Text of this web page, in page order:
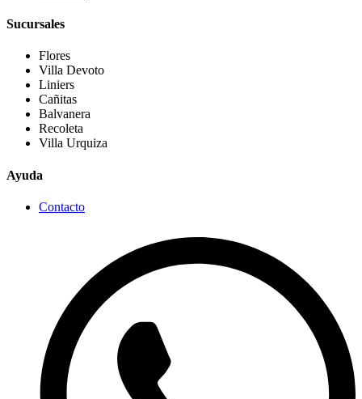
Sucursales
Flores
Villa Devoto
Liniers
Cañitas
Balvanera
Recoleta
Villa Urquiza
Ayuda
Contacto